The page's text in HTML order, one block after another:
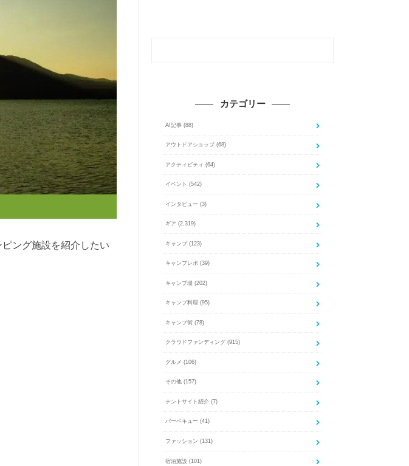
ング施設を紹介したい
カテゴリー
AI記事 (88)
アウトドアショップ (68)
アクティビティ (64)
イベント (542)
インタビュー (3)
ギア (2,319)
キャンプ (123)
キャンプレポ (39)
キャンプ場 (202)
キャンプ料理 (95)
キャンプ術 (78)
クラウドファンディング (915)
グルメ (106)
その他 (157)
テントサイト紹介 (7)
バーベキュー (41)
ファッション (131)
宿泊施設 (101)